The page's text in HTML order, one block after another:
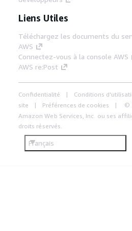
Liens Utiles
Téléchargez les documents du
AWS
Connectez-vous à la console AWS
AWS re:Post
Confidentialité
Conditions
site
Préférences de cookies
©
Amazon Web Services, Inc. ou ses
droits réservés.
Français